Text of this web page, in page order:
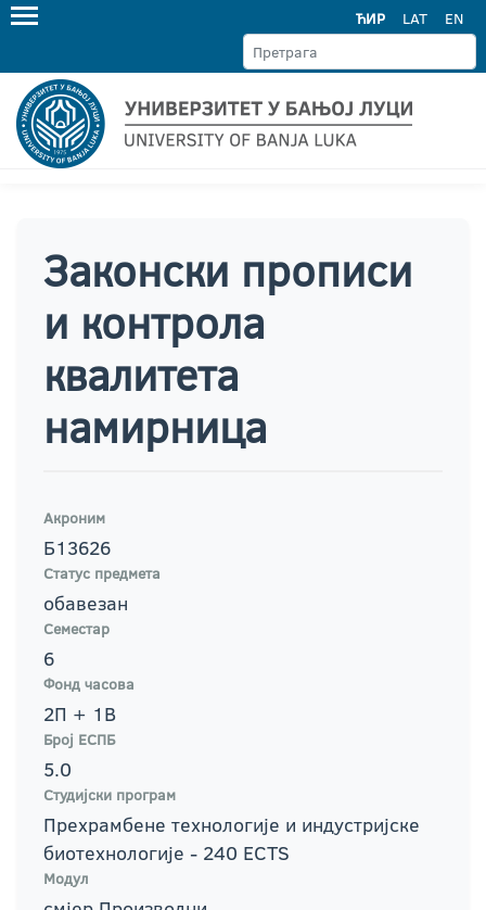
ЋИР LAT EN
Законски прописи
и контрола
квалитета
намирница
Акроним
Б13626
Статус предмета
обавезан
Семестар
6
Фонд часова
2П + 1В
Број ЕСПБ
5.0
Студијски програм
Прехрамбене технологије и индустријске
биотехнологије - 240 ECTS
Модул